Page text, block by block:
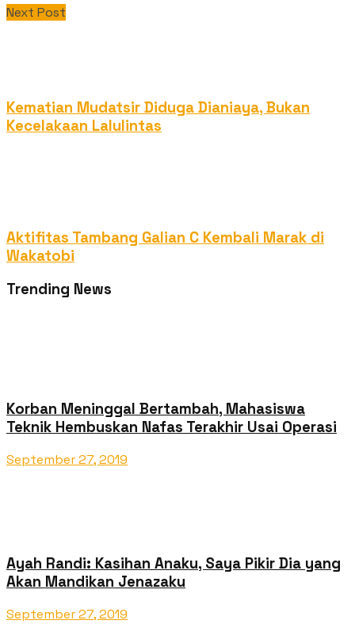
Next Post
Kematian Mudatsir Diduga Dianiaya, Bukan
Kecelakaan Lalulintas
Aktifitas Tambang Galian C Kembali Marak di
Wakatobi
Trending News
Korban Meninggal Bertambah, Mahasiswa
Teknik Hembuskan Nafas Terakhir Usai Operasi
September 27, 2019
Ayah Randi: Kasihan Anaku, Saya Pikir Dia yang
Akan Mandikan Jenazaku
September 27, 2019